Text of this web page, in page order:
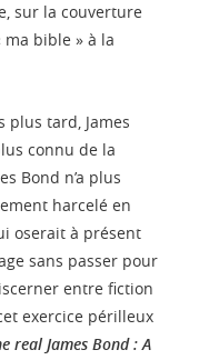
sur la couverture
ma bible » à la
plus tard, James
connu de la
Bond n’a plus
harcelé en
oserait à présent
sans passer pour
entre fiction
exercice périlleux
real James Bond : A